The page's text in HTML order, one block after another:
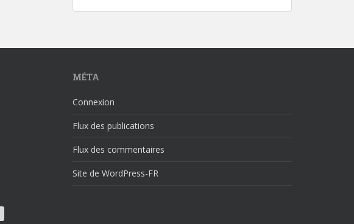
MÉTA
Connexion
Flux des publications
Flux des commentaires
Site de WordPress-FR